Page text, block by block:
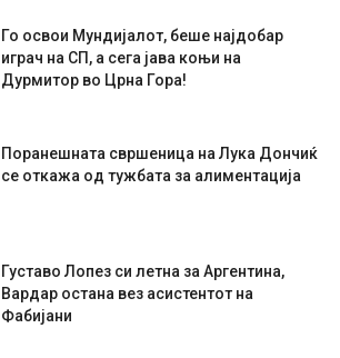
Го освои Мундијалот, беше најдобар
играч на СП, а сега јава коњи на
Дурмитор во Црна Гора!
Поранешната свршеница на Лука Дончиќ
се откажа од тужбата за алиментација
Густаво Лопез си летна за Аргентина,
Вардар остана вез асистентот на
Фабијани